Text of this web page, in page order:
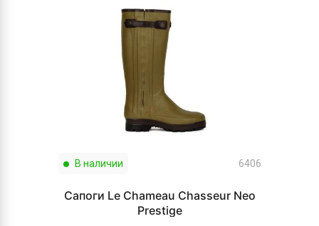
В наличии 6406
Сапоги Le Chameau Chasseur Neo
Prestige